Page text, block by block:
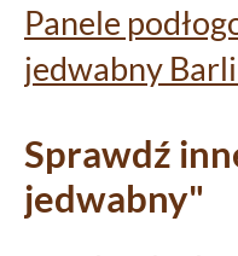
Panele
jedwabny
Sprawdź
jedwabny"